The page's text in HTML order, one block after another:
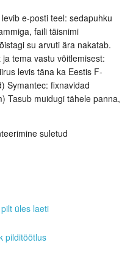
e-posti teel: sedapuhku
faili täisnimi
su arvuti ära nakatab.
tema vastu võitlemisest:
levis täna ka Eestis F-
Symantec: fixnavidad
Tasub muidugi tähele panna,
suletud
üles laeti
pilditöötlus